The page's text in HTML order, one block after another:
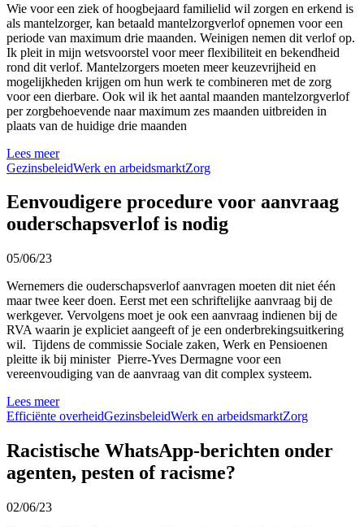
Wie voor een ziek of hoogbejaard familielid wil zorgen en erkend is
als mantelzorger, kan betaald mantelzorgverlof opnemen voor een
periode van maximum drie maanden. Weinigen nemen dit verlof op.
Ik pleit in mijn wetsvoorstel voor meer flexibiliteit en bekendheid
rond dit verlof. Mantelzorgers moeten meer keuzevrijheid en
mogelijkheden krijgen om hun werk te combineren met de zorg
voor een dierbare. Ook wil ik het aantal maanden mantelzorgverlof
per zorgbehoevende naar maximum zes maanden uitbreiden in
plaats van de huidige drie maanden
Lees meer
GezinsbeleidWerk en arbeidsmarktZorg
Eenvoudigere procedure voor aanvraag
ouderschapsverlof is nodig
05/06/23
Wernemers die ouderschapsverlof aanvragen moeten dit niet één
maar twee keer doen. Eerst met een schriftelijke aanvraag bij de
werkgever. Vervolgens moet je ook een aanvraag indienen bij de
RVA waarin je expliciet aangeeft of je een onderbrekingsuitkering
wil. Tijdens de commissie Sociale zaken, Werk en Pensioenen
pleitte ik bij minister Pierre-Yves Dermagne voor een
vereenvoudiging van de aanvraag van dit complex systeem.
Lees meer
Efficiënte overheidGezinsbeleidWerk en arbeidsmarktZorg
Racistische WhatsApp-berichten onder
agenten, pesten of racisme?
02/06/23